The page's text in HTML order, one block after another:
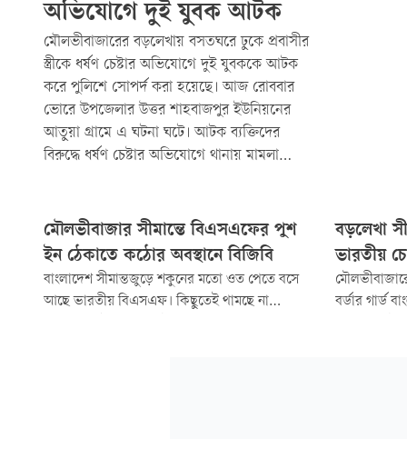
অভিযোগে দুই যুবক আটক
মৌলভীবাজারের বড়লেখায় বসতঘরে ঢুকে প্রবাসীর
স্ত্রীকে ধর্ষণ চেষ্টার অভিযোগে দুই যুবককে আটক
করে পুলিশে সোপর্দ করা হয়েছে। আজ রোববার
ভোরে উপজেলার উত্তর শাহবাজপুর ইউনিয়নের
আতুয়া গ্রামে এ ঘটনা ঘটে। আটক ব্যক্তিদের
বিরুদ্ধে ধর্ষণ চেষ্টার অভিযোগে থানায় মামলা
মৌলভীবাজার সীমান্তে বিএসএফের পুশ
ইন ঠেকাতে কঠোর অবস্থানে বিজিবি
বাংলাদেশ সীমান্তজুড়ে শকুনের মতো ওত পেতে বসে
আছে ভারতীয় বিএসএফ। কিছুতেই থামছে না
বড়লেখা
ভারতীয়
বর্ডার গার্ড